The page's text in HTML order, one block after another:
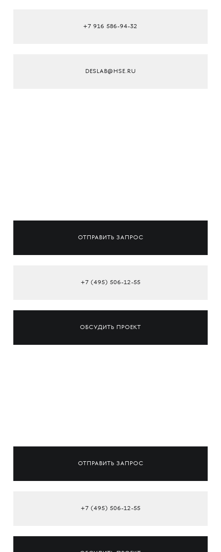
+7 916 586-94-32
DESLAB@HSE.RU
ОТПРАВИТЬ ЗАПРОС
+7 (495) 506-12-55
ОБСУДИТЬ ПРОЕКТ
ОТПРАВИТЬ ЗАПРОС
+7 (495) 506-12-55